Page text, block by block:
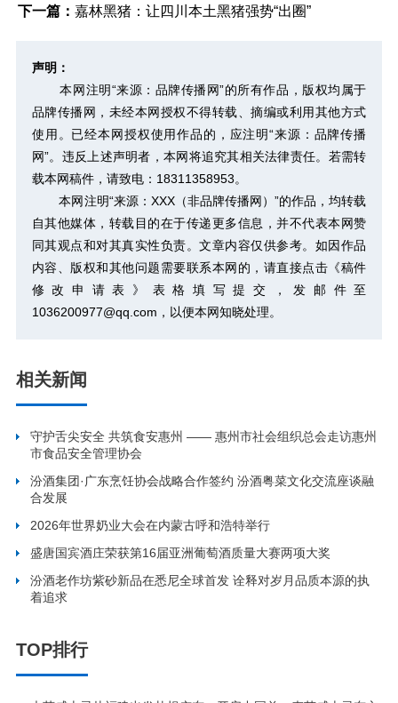
下一篇： 嘉林黑猪：让四川本土黑猪强势“出圈”
声明：
本网注明“来源：品牌传播网”的所有作品，版权均属于
品牌传播网，未经本网授权不得转载、摘编或利用其他方式
使用。已经本网授权使用作品的，应注明“来源：品牌传播
网”。违反上述声明者，本网将追究其相关法律责任。若需转
载本网稿件，请致电：18311358953。
本网注明“来源：XXX（非品牌传播网）”的作品，均转载
自其他媒体，转载目的在于传递更多信息，并不代表本网赞
同其观点和对其真实性负责。文章内容仅供参考。如因作品
内容、版权和其他问题需要联系本网的，请直接点击 《稿件
修改申请表》 表格填写提交，发邮件至
1036200977@qq.com，以便本网知晓处理。
相关新闻
守护舌尖安全 共筑食安惠州 —— 惠州市社会组织总会走访惠州
市食品安全管理协会
汾酒集团·广东烹饪协会战略合作签约 汾酒粤菜文化交流座谈融
合发展
2026年世界奶业大会在内蒙古呼和浩特举行
盛唐国宾酒庄荣获第16届亚洲葡萄酒质量大赛两项大奖
汾酒老作坊紫砂新品在悉尼全球首发 诠释对岁月品质本源的执
着追求
TOP排行